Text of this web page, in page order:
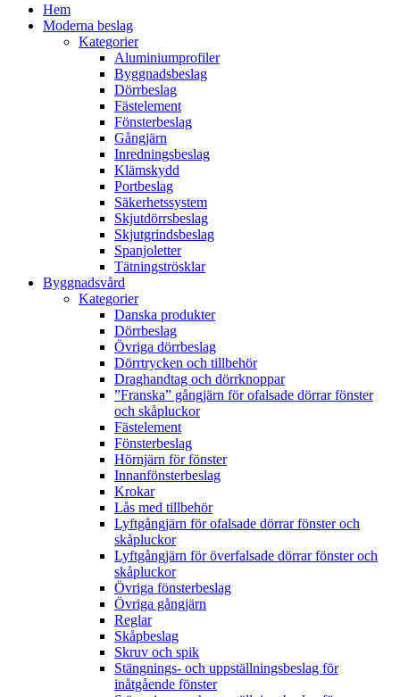
Hem
Moderna beslag
Kategorier
Aluminiumprofiler
Byggnadsbeslag
Dörrbeslag
Fästelement
Fönsterbeslag
Gångjärn
Inredningsbeslag
Klämskydd
Portbeslag
Säkerhetssystem
Skjutdörrsbeslag
Skjutgrindsbeslag
Spanjoletter
Tätningströsklar
Byggnadsvård
Kategorier
Danska produkter
Dörrbeslag
Övriga dörrbeslag
Dörrtrycken och tillbehör
Draghandtag och dörrknoppar
”Franska” gångjärn för ofalsade dörrar fönster
och skåpluckor
Fästelement
Fönsterbeslag
Hörnjärn för fönster
Innanfönsterbeslag
Krokar
Lås med tillbehör
Lyftgångjärn för ofalsade dörrar fönster och
skåpluckor
Lyftgångjärn för överfalsade dörrar fönster och
skåpluckor
Övriga fönsterbeslag
Övriga gångjärn
Reglar
Skåpbeslag
Skruv och spik
Stängnings- och uppställningsbeslag för
inåtgående fönster